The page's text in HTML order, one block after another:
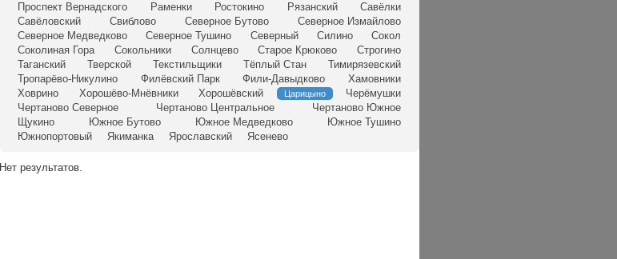
Проспект Вернадского
Раменки Ростокино Рязанский
Савёлки
Савёловский
Свиблово Северное Бутово
Северное Измайлово
Северное Медведково
Северное Тушино Северный Силино
Сокол
Соколиная Гора
Сокольники Солнцево Старое Крюково
Строгино
Таганский
Тверской Текстильщики Тёплый Стан
Тимирязевский
Тропарёво-Никулино
Филёвский Парк Фили-Давыдково
Хамовники
Ховрино
Хорошёво-Мнёвники Хорошёвский Царицыно
Черёмушки
Чертаново Северное
Чертаново Центральное
Чертаново Южное
Щукино
Южное Бутово Южное Медведково
Южное Тушино
Южнопортовый
Якиманка Ярославский Ясенево
Нет результатов.